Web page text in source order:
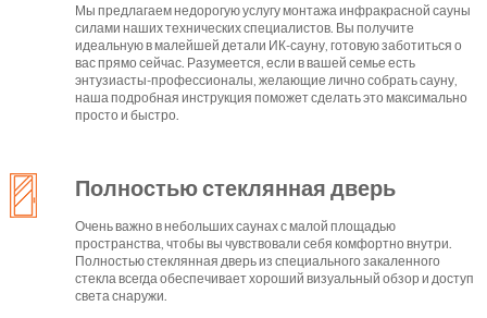
Мы предлагаем недорогую услугу монтажа инфракрасной сауны
силами наших технических специалистов. Вы получите
идеальную в малейшей детали ИК-сауну, готовую заботиться о
вас прямо сейчас. Разумеется, если в вашей семье есть
энтузиасты-профессионалы, желающие лично собрать сауну,
наша подробная инструкция поможет сделать это максимально
просто и быстро.
Полностью стеклянная дверь
Очень важно в небольших саунах с малой площадью
пространства, чтобы вы чувствовали себя комфортно внутри.
Полностью стеклянная дверь из специального закаленного
стекла всегда обеспечивает хороший визуальный обзор и доступ
света снаружи.